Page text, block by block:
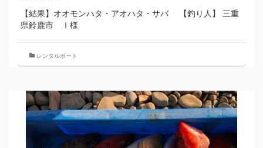
【結果】オオモンハタ・アオハタ・サバ 【釣り人】 三重
県鈴鹿市 Ｉ様
レンタルボート